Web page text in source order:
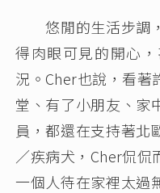
悠閒的生活步調
得肉眼可見的開心
況。Cher也說，看著
堂、有了小朋友、家
員，都還在支持著北
／疾病犬，Cher侃
一個人待在家裡太過